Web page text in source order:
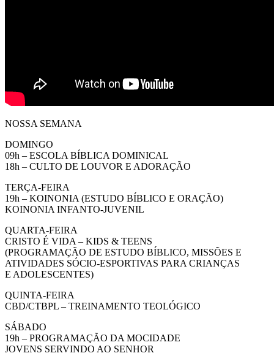
NOSSA SEMANA
DOMINGO
09h – ESCOLA BÍBLICA DOMINICAL
18h – CULTO DE LOUVOR E ADORAÇÃO
TERÇA-FEIRA
19h – KOINONIA (ESTUDO BÍBLICO E ORAÇÃO)
KOINONIA INFANTO-JUVENIL
QUARTA-FEIRA
CRISTO É VIDA – KIDS & TEENS
(PROGRAMAÇÃO DE ESTUDO BÍBLICO, MISSÕES E
ATIVIDADES SÓCIO-ESPORTIVAS PARA CRIANÇAS
E ADOLESCENTES)
QUINTA-FEIRA
CBD/CTBPL – TREINAMENTO TEOLÓGICO
SÁBADO
19h – PROGRAMAÇÃO DA MOCIDADE
JOVENS SERVINDO AO SENHOR